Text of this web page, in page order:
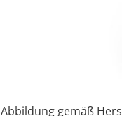
Abbildung gemäß